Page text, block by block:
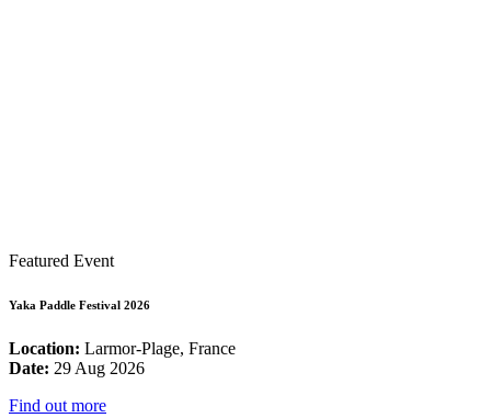
Featured Event
Yaka Paddle Festival 2026
Location: Larmor-Plage, France
Date: 29 Aug 2026
Find out more